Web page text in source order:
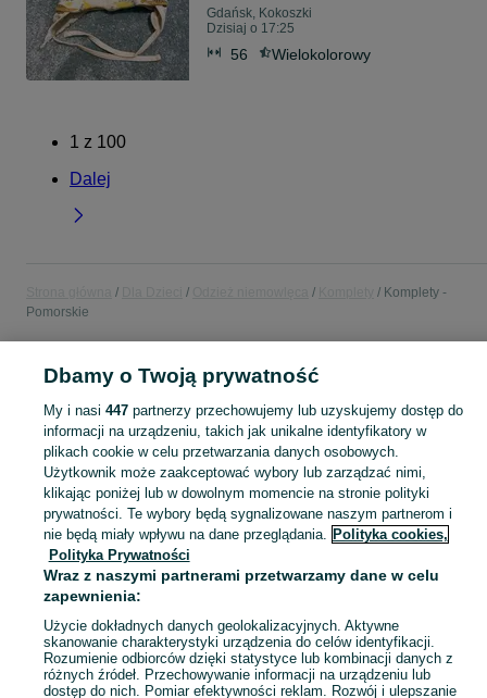
Gdańsk, Kokoszki
Dzisiaj o 17:25
56 Wielokolorowy
1 z 100
Dalej
Komplety -
Pomorskie
POLSKA » POMORSKIE
KATEGORIA
ubranko do chrztu dla chłopca,ubranko do chrztu dla dziewczynki,ubranko
Zobacz
Mapa kategorii
Mapa miejscowości
Mapa ministron
Popularne wyszukiwania
Dbamy o Twoją prywatność
My i nasi 447partnerzy przechowujemy lub uzyskujemy dostęp do
informacji na urządzeniu, takich jak unikalne identyfikatory w
plikach cookie w celu przetwarzania danych osobowych.
Użytkownik może zaakceptować wybory lub zarządzać nimi,
klikając poniżej lub w dowolnym momencie na stronie polityki
prywatności. Te wybory będą sygnalizowane naszym partnerom i
nie będą miały wpływu na dane przeglądania. Polityka cookies,
Polityka Prywatności
Wraz z naszymi partnerami przetwarzamy dane w celu
zapewnienia:
Użycie dokładnych danych geolokalizacyjnych. Aktywne
skanowanie charakterystyki urządzenia do celów identyfikacji.
Rozumienie odbiorców dzięki statystyce lub kombinacji danych z
różnych źródeł. Przechowywanie informacji na urządzeniu lub
dostęp do nich. Pomiar efektywności reklam. Rozwój i ulepszanie